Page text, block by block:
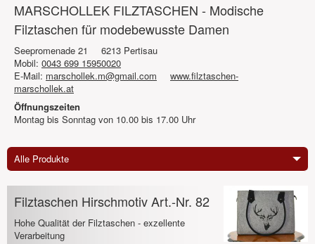
MARSCHOLLEK FILZTASCHEN - Modische
Filztaschen für modebewusste Damen
Seepromenade 21
6213 Pertisau
Mobil: 0043 699 15950020
E-Mail: marschollek.m@gmail.com
www.filztaschen-
marschollek.at
Öffnungszeiten
Montag bis Sonntag von 10.00 bis 17.00 Uhr
Alle Produkte
Filztaschen Hirschmotiv Art.-Nr. 82
Hohe Qualität der Filztaschen - exzellente
Verarbeitung